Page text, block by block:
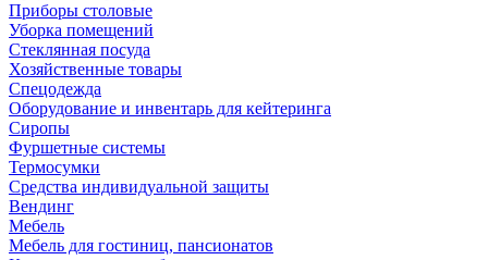
Приборы столовые
Уборка помещений
Стеклянная посуда
Хозяйственные товары
Спецодежда
Оборудование и инвентарь для кейтеринга
Сиропы
Фуршетные системы
Термосумки
Средства индивидуальной защиты
Вендинг
Мебель
Мебель для гостиниц, пансионатов